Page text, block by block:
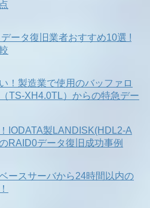
データ復旧業者おすすめ10選 !
！製造業で使用のバッファロ
TS-XH4.0TL）からの特急デー
IODATA製LANDISK(HDL2-A
RAID0データ復旧成功事例
ースサーバから24時間以内の